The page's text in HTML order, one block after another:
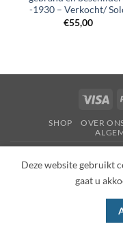
-1930 – Verkocht/
€55,00
SHOP OVER
Deze website gebruikt
gaat u